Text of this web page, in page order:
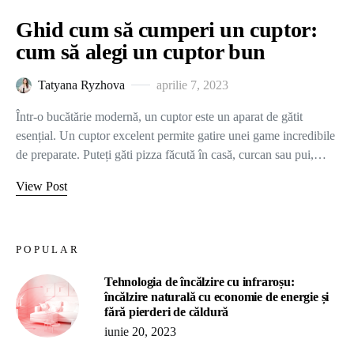
Ghid cum să cumperi un cuptor:
cum să alegi un cuptor bun
Tatyana Ryzhova aprilie 7, 2023
Într-o bucătărie modernă, un cuptor este un aparat de gătit
esențial. Un cuptor excelent permite gatire unei game incredibile
de preparate. Puteți găti pizza făcută în casă, curcan sau pui,…
View Post
POPULAR
Tehnologia de încălzire cu infraroșu:
încălzire naturală cu economie de energie și
fără pierderi de căldură
iunie 20, 2023